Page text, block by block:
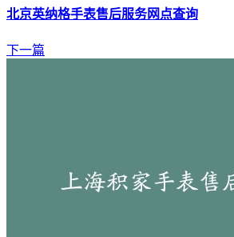
北京英纳格手表售后服务网点查询
下一篇